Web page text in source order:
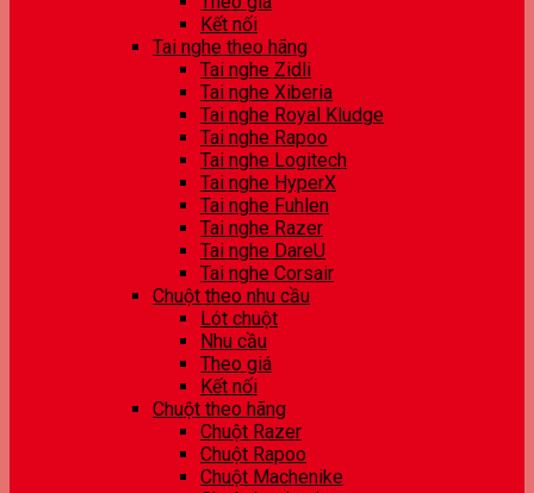
Kết nối
Tai nghe theo hãng
Tai nghe Zidli
Tai nghe Xiberia
Tai nghe Royal Kludge
Tai nghe Rapoo
Tai nghe Logitech
Tai nghe HyperX
Tai nghe Fuhlen
Tai nghe Razer
Tai nghe DareU
Tai nghe Corsair
Chuột theo nhu cầu
Lót chuột
Nhu cầu
Theo giá
Kết nối
Chuột theo hãng
Chuột Razer
Chuột Rapoo
Chuột Machenike